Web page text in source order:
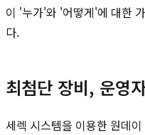
이 '누가'와 '어떻게'에 대한
다.
최첨단 장비, 운영
세렉 시스템을 이용한 원데